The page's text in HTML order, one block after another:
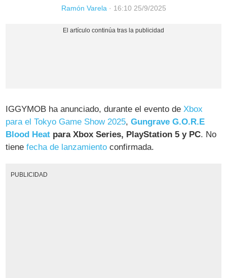
Ramón Varela· 16:10 25/9/2025
IGGYMOB ha anunciado, durante el evento deXbox
para el Tokyo Game Show 2025,Gungrave G.O.R.E
Blood Heat para Xbox Series, PlayStation 5 y PC. No
tienefecha de lanzamiento confirmada.
PUBLICIDAD